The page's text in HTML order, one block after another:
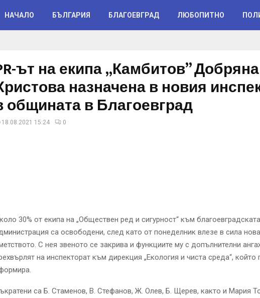
НАЧАЛО БЪЛГАРИЯ БЛАГОЕВГРАД ЛЮБОПИТНО
ът на екипа „Камбитов” Добряна
назначена в новия
общината в Благоевград
18.08.2021 15:24 0
30% от екипа на „Обществен ред и сигурност“ към
са освободени, след като от понеделник влезе в сила
С нея звеното се закрива и функциите му с допълнителни
на инспекторат към дирекция „Екология и чиста среда“, който
са Б. Стаменов, В. Стефанов, Ж. Олев, Б. Щерев, както и Мария